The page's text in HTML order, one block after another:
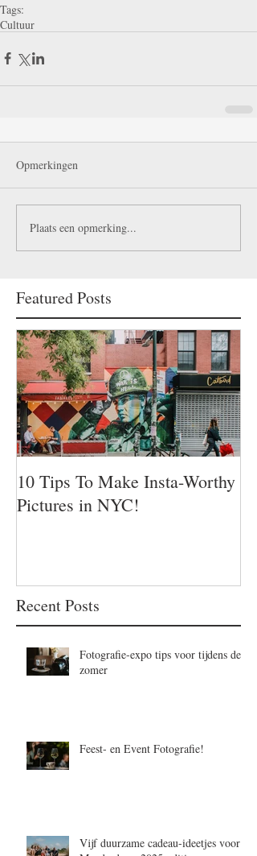
Tags:
Cultuur
Opmerkingen
Plaats een opmerking...
Featured Posts
10 Tips To Make Insta-Worthy
Pictures in NYC!
Recent Posts
Fotografie-expo tips voor tijdens de
zomer
Feest- en Event Fotografie!
Vijf duurzame cadeau-ideetjes voor